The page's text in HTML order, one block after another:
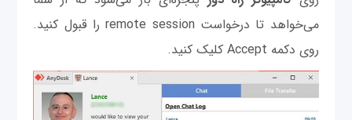
می‌خواهد تا درخواست remote session را قبول کنید.
روی دکمه Accept کلیک کنید.